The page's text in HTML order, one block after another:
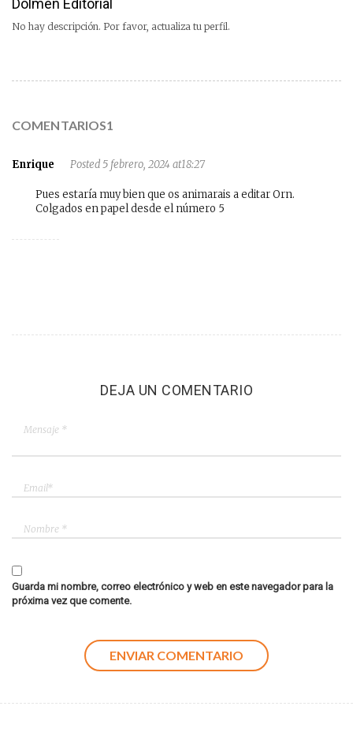
Dolmen Editorial
No hay descripción. Por favor, actualiza tu perfil.
COMENTARIOS1
Enrique Posted 5 febrero, 2024 at18:27
Pues estaría muy bien que os animarais a editar Orn.
Colgados en papel desde el número 5
DEJA UN COMENTARIO
Guarda mi nombre, correo electrónico y web en este navegador para la
próxima vez que comente.